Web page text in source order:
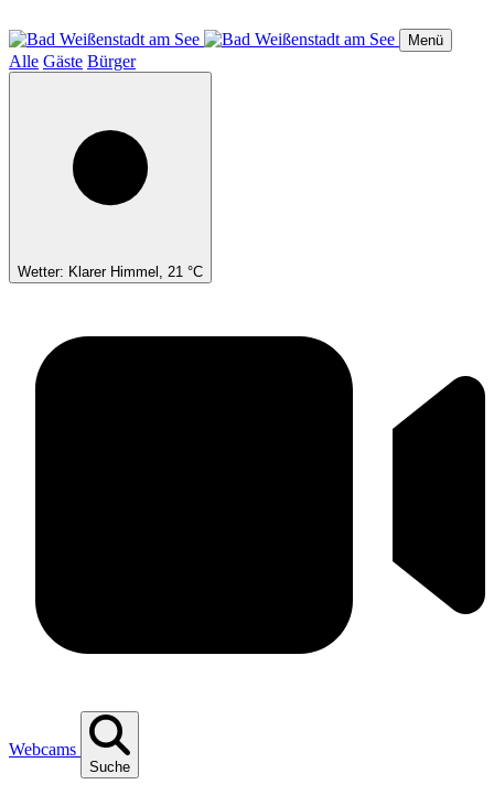
zum
Inhalt
Menü
Alle Gäste Bürger
Wetter: Klarer Himmel, 21 °C
Webcams
Suche